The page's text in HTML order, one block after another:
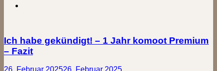
Ich habe gekündigt! – 1 Jahr komoot Premium
– Fazit